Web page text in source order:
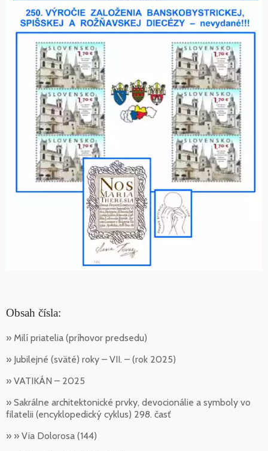
Obsah čísla:
» Milí priatelia (príhovor predsedu)
» Jubilejné (sväté) roky – VII. – (rok 2025)
» VATIKÁN – 2025
» Sakrálne architektonické prvky, devocionálie a symboly vo
filatelii (encyklopedický cyklus) 298. časť
» » Via Dolorosa (144)